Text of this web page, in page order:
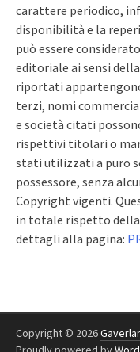
carattere periodico,
disponibilità e la
può essere
editoriale ai sensi
riportati
terzi, nomi
e società citati
rispettivi titolari o
stati utilizzati a puro
possessore, senza
Copyright vigenti.
in totale rispetto
dettagli alla pagina:
Copyright © 2026